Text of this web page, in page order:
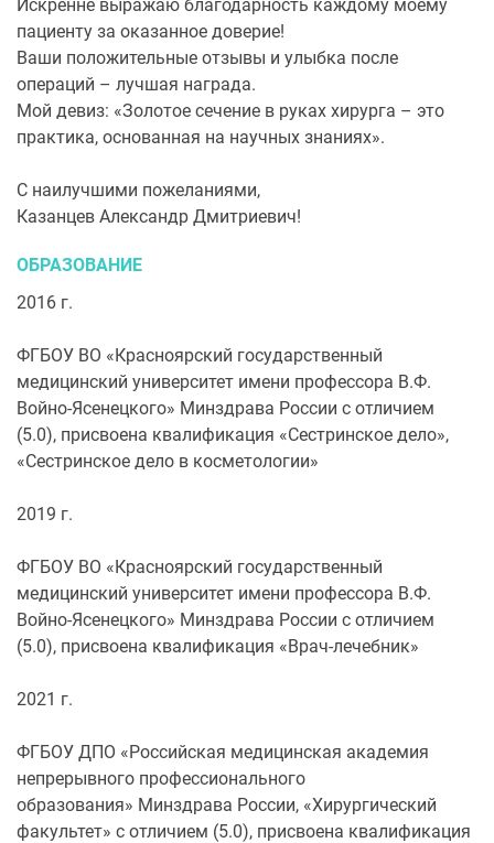
Искренне выражаю благодарность каждому моему
пациенту за оказанное доверие!
Ваши положительные отзывы и улыбка после
операций – лучшая награда.
Мой девиз: «Золотое сечение в руках хирурга – это
практика, основанная на научных знаниях».
С наилучшими пожеланиями,
Казанцев Александр Дмитриевич!
ОБРАЗОВАНИЕ
2016 г.
ФГБОУ ВО «Красноярский государственный
медицинский университет имени профессора В.Ф.
Войно-Ясенецкого» Минздрава России с отличием
(5.0), присвоена квалификация «Сестринское дело»,
«Сестринское дело в косметологии»
2019 г.
ФГБОУ ВО «Красноярский государственный
медицинский университет имени профессора В.Ф.
Войно-Ясенецкого» Минздрава России с отличием
(5.0), присвоена квалификация «Врач-лечебник»
2021 г.
ФГБОУ ДПО «Российская медицинская академия
непрерывного профессионального
образования» Минздрава России, «Хирургический
факультет» с отличием (5.0), присвоена квалификация